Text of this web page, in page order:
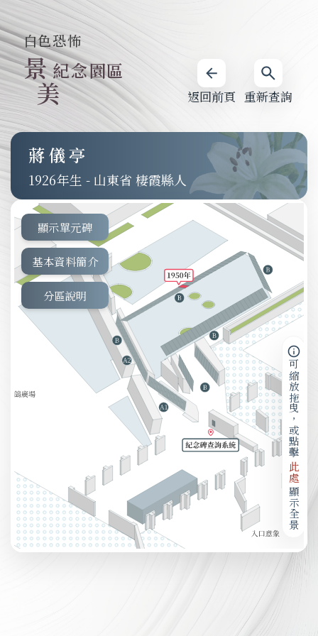
重新查詢
返回前頁
白色恐怖
景
美
紀念園區
蔣儀亭
1926 - 山東省 棲霞縣人
顯示單元碑
基本資料簡介
分區說明
可縮放拖曳，或點擊
此處
顯示全景